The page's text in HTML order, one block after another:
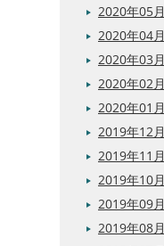
2020年05月
2020年04月
2020年03月
2020年02月
2020年01月
2019年12月
2019年11月
2019年10月
2019年09月
2019年08月